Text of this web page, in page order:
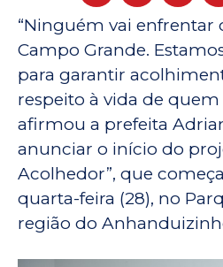
“Ninguém vai enfrentar
Campo Grande.
para garantir
respeito à vida de quem
afirmou a prefeita
anunciar o início do
Acolhedor”, que
quarta-feira (28), no
região do